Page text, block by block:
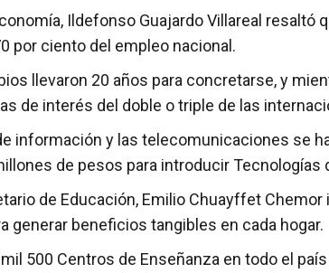
Ildefonso Guajardo Villareal
por ciento del empleo nacional.
llevaron 20 años para concretarse, y
de interés del doble o triple de las
información y las telecomunicaciones se
de pesos para introducir
de Educación, Emilio Chuayffet
generar beneficios tangibles en cada hogar.
500 Centros de Enseñanza en todo el